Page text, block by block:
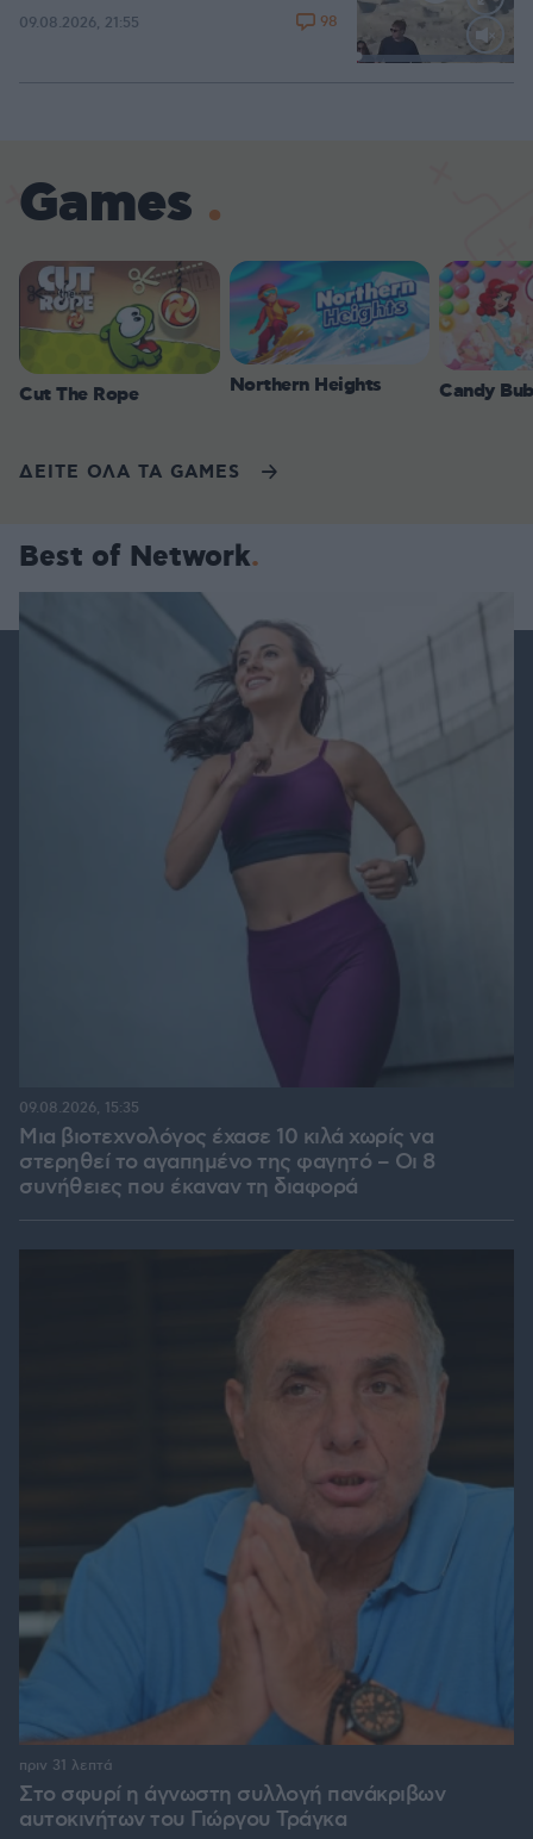
Loaded
09.08.2026, 21:55 98
Games
Cut The Rope Northern Heights Candy
ΔΕΙΤΕ ΟΛΑ ΤΑ GAMES
Best of Network
Μια βιοτεχνολόγος έχασε 10 κιλά χωρίς να
στερηθεί το αγαπημένο της φαγητό – Οι 8
συνήθειες που έκαναν τη διαφορά
09.08.2026, 15:35
Στο σφυρί η άγνωστη συλλογή πανάκριβων
αυτοκινήτων του Γιώργου Τράγκα
πριν 31 λεπτά